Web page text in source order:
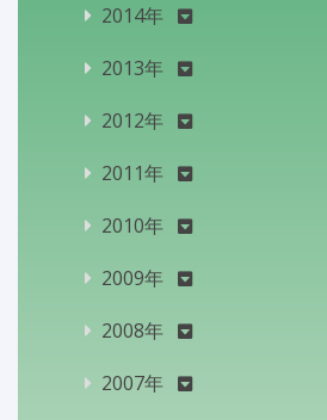
2014年
2013年
2012年
2011年
2010年
2009年
2008年
2007年